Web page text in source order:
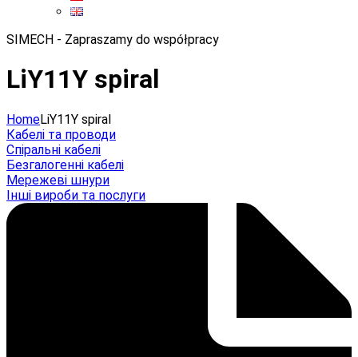
SIMECH - Zapraszamy do współpracy
LiY11Y spiral
HomeLiY11Y spiral
Кабелі та проводи
Спіральні кабелі
Безгалогенні кабелі
Мережеві шнури
Інші вироби та послуги